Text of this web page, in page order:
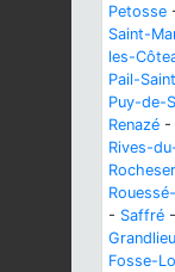
Petosse
Saint-
les-
Pail-
Puy-de-
Renazé -
Rives-
- Saffré -
Grandlieu
Fosse-